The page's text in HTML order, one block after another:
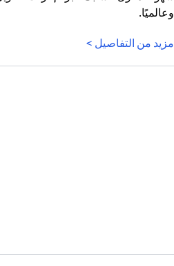
وعالميًا.
مزيد من التفاصيل >